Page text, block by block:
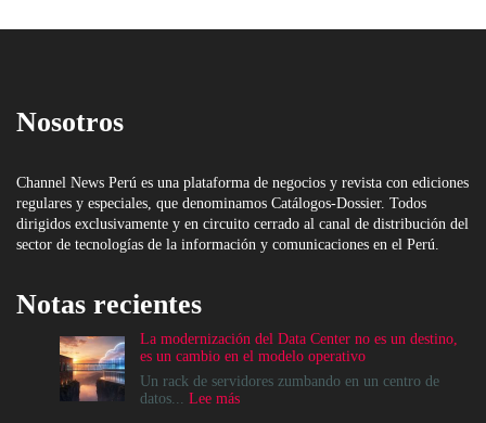
Nosotros
Channel News Perú es una plataforma de negocios y revista con ediciones
regulares y especiales, que denominamos Catálogos-Dossier. Todos
dirigidos exclusivamente y en circuito cerrado al canal de distribución del
sector de tecnologías de la información y comunicaciones en el Perú.
Notas recientes
La modernización del Data Center no es un destino,
es un cambio en el modelo operativo
Un rack de servidores zumbando en un centro de
datos... Lee más: